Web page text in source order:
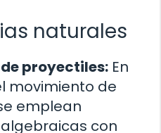
naturales
proyectiles: En
movimiento de
emplean
con